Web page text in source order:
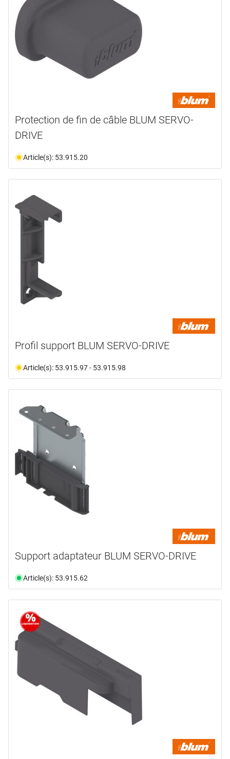
Protection de fin de câble BLUM SERVO-
DRIVE
Article(s): 53.915.20
Profil support BLUM SERVO-DRIVE
Article(s): 53.915.97 - 53.915.98
Support adaptateur BLUM SERVO-DRIVE
Article(s): 53.915.62